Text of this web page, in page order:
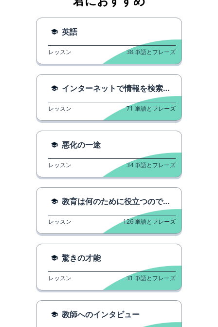
英語
レッスン 38単語とフレーズ
インターネットで情報を検索する
レッスン 71 単語とフレーズ
悪化の一途
レッスン 34単語とフレーズ
教育は何のために役立つのですか？
レッスン 126単語とフレーズ
驚きの才能
レッスン 31 単語とフレーズ
教師へのインタビュー